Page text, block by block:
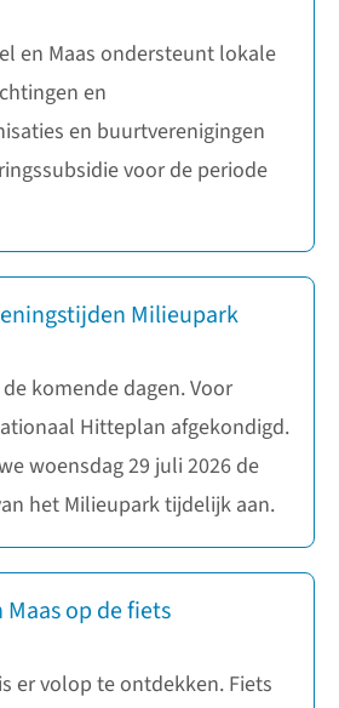
en Maas ondersteunt lokale
en
en buurtverenigingen
voor de periode
Milieupark
komende dagen. Voor
Hitteplan afgekondigd.
woensdag 29 juli 2026 de
het Milieupark tijdelijk aan.
op de fiets
er volop te ontdekken. Fiets